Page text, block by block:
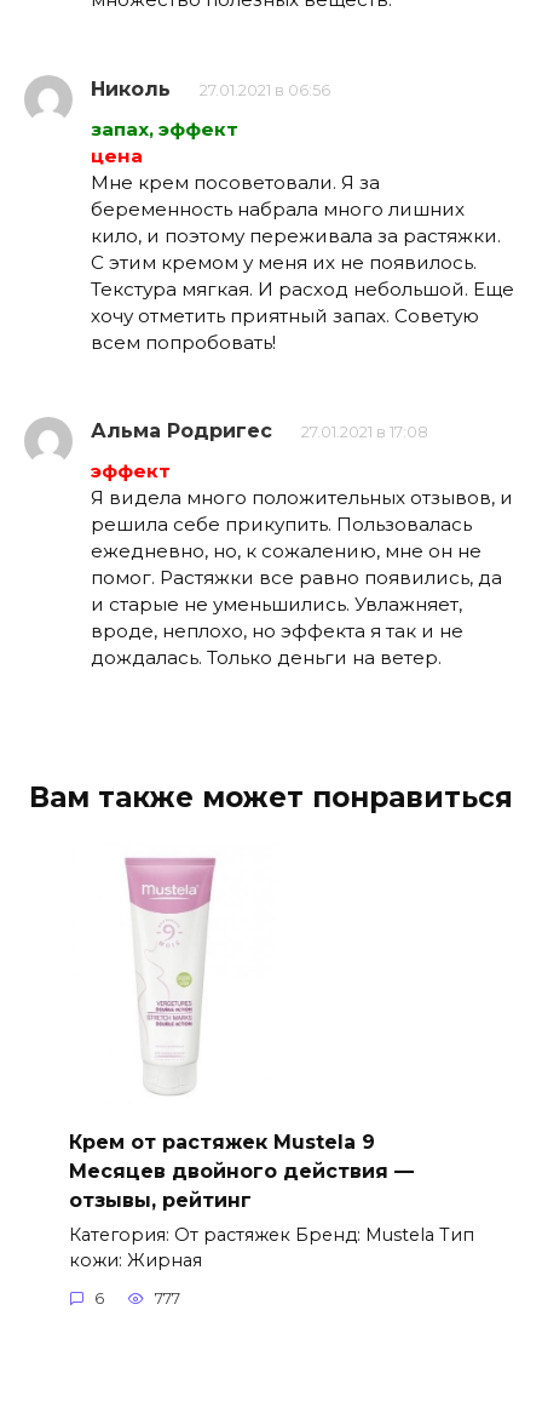
Николь 27.01.2021 в 06:56
запах, эффект
цена
Мне крем посоветовали. Я за
беременность набрала много лишних
кило, и поэтому переживала за растяжки.
С этим кремом у меня их не появилось.
Текстура мягкая. И расход небольшой. Еще
хочу отметить приятный запах. Советую
всем попробовать!
Альма Родригес 27.01.2021 в 17:08
эффект
Я видела много положительных отзывов, и
решила себе прикупить. Пользовалась
ежедневно, но, к сожалению, мне он не
помог. Растяжки все равно появились, да
и старые не уменьшились. Увлажняет,
вроде, неплохо, но эффекта я так и не
дождалась. Только деньги на ветер.
Вам также может понравиться
Крем от растяжек Mustela 9
Месяцев двойного действия —
отзывы, рейтинг
Категория: От растяжек Бренд: Mustela Тип
кожи: Жирная
6 777